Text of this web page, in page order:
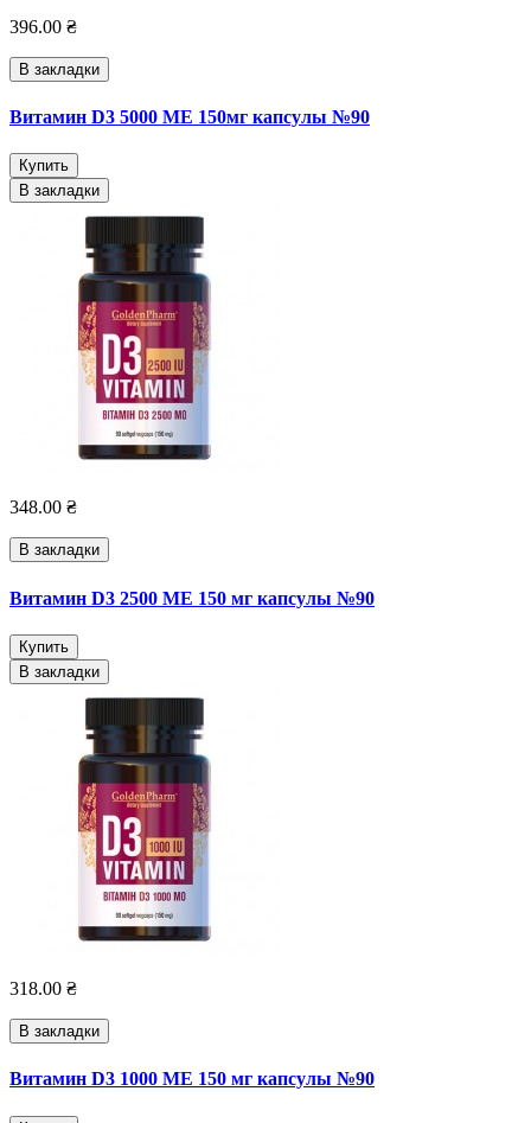
396.00 ₴
В закладки
Витамин D3 5000 МЕ 150мг капсулы №90
Купить
В закладки
348.00 ₴
В закладки
Витамин D3 2500 МЕ 150 мг капсулы №90
Купить
В закладки
318.00 ₴
В закладки
Витамин D3 1000 МЕ 150 мг капсулы №90